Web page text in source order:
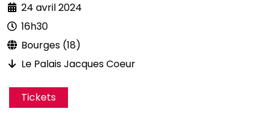
24 avril 2024
16h30
Bourges (18)
Le Palais Jacques Coeur
Tickets